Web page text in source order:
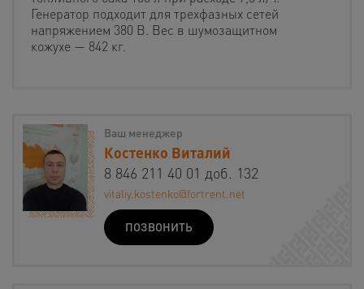
Генератор подходит для трехфазных сетей
напряжением 380 В. Вес в шумозащитном
кожухе — 842 кг.
Ваш менеджер
Костенко Виталий
8 846 211 40 01 доб. 132
vitaliy.kostenko@fortrent.net
ПОЗВОНИТЬ